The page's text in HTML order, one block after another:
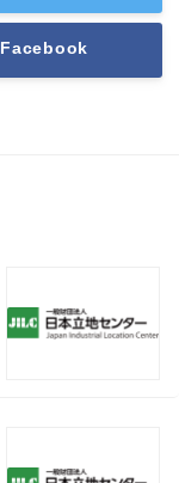
Facebook